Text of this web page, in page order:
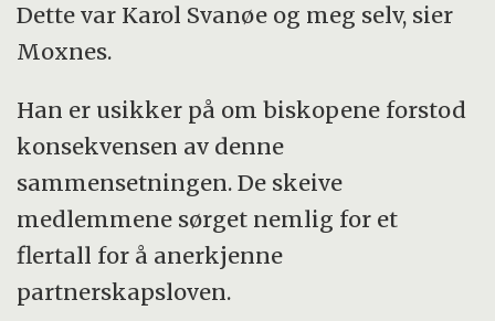
Dette var Karol Svanøe og meg selv, sier
Moxnes.
Han er usikker på om biskopene forstod
konsekvensen av denne
sammensetningen. De skeive
medlemmene sørget nemlig for et
flertall for å anerkjenne
partnerskapsloven.